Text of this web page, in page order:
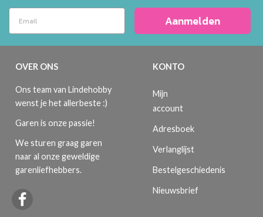
Aanmelden
OVER ONS
Ons team van Lindehobby
wenst je het allerbeste :)
Garen is onze passie!
We sturen graag garen
naar al onze geweldige
garenliefhebbers.
KONTO
Mijn
account
Adresboek
Verlanglijst
Bestelgeschiedenis
Nieuwsbrief